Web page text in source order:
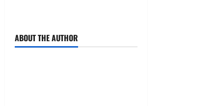
ABOUT THE AUTHOR